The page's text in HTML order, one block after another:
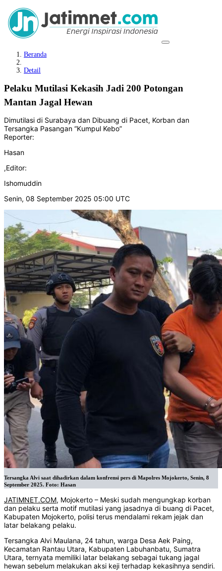
Beranda
Detail
Pelaku Mutilasi Kekasih Jadi 200 Potongan
Mantan Jagal Hewan
Dimutilasi di Surabaya dan Dibuang di Pacet, Korban dan
Tersangka Pasangan “Kumpul Kebo”
Reporter:
Hasan
,Editor:
Ishomuddin
Senin, 08 September 2025 05:00 UTC
Tersangka Alvi saat dihadirkan dalam konfrensi pers di Mapolres Mojokerto, Senin, 8
September 2025. Foto: Hasan
JATIMNET.COM, Mojokerto – Meski sudah mengungkap korban
dan pelaku serta motif mutilasi yang jasadnya di buang di Pacet,
Kabupaten Mojokerto, polisi terus mendalami rekam jejak dan
latar belakang pelaku.
Tersangka Alvi Maulana, 24 tahun, warga Desa Aek Paing,
Kecamatan Rantau Utara, Kabupaten Labuhanbatu, Sumatra
Utara, ternyata memiliki latar belakang sebagai tukang jagal
hewan sebelum melakukan aksi keji terhadap kekasihnya sendiri.